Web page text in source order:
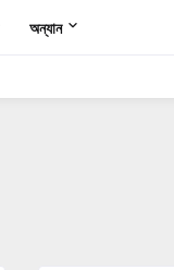
অন্যান